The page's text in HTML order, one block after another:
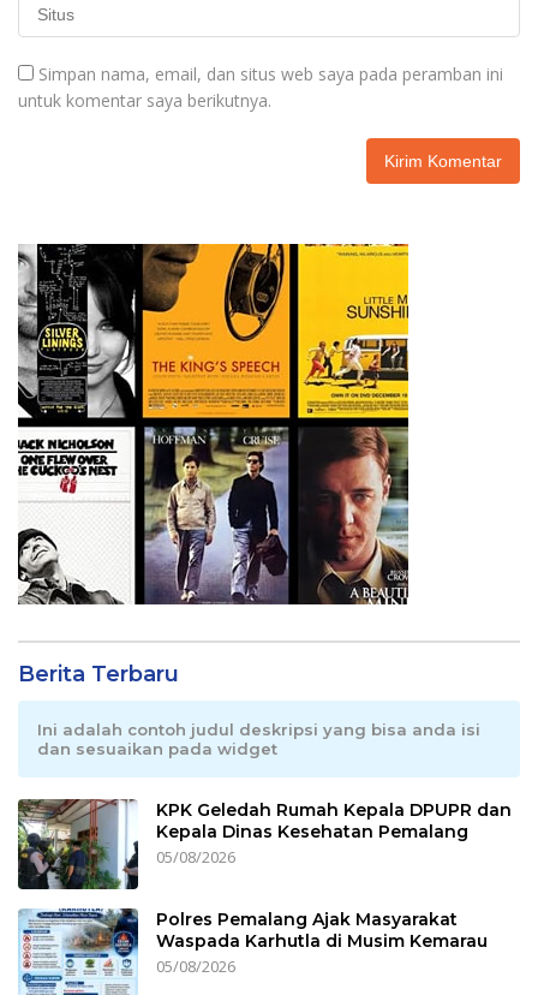
Simpan nama, email, dan situs web saya pada peramban ini
untuk komentar saya berikutnya.
Berita Terbaru
Ini adalah contoh judul deskripsi yang bisa anda isi
dan sesuaikan pada widget
KPK Geledah Rumah Kepala DPUPR dan
Kepala Dinas Kesehatan Pemalang
05/08/2026
Polres Pemalang Ajak Masyarakat
Waspada Karhutla di Musim Kemarau
05/08/2026